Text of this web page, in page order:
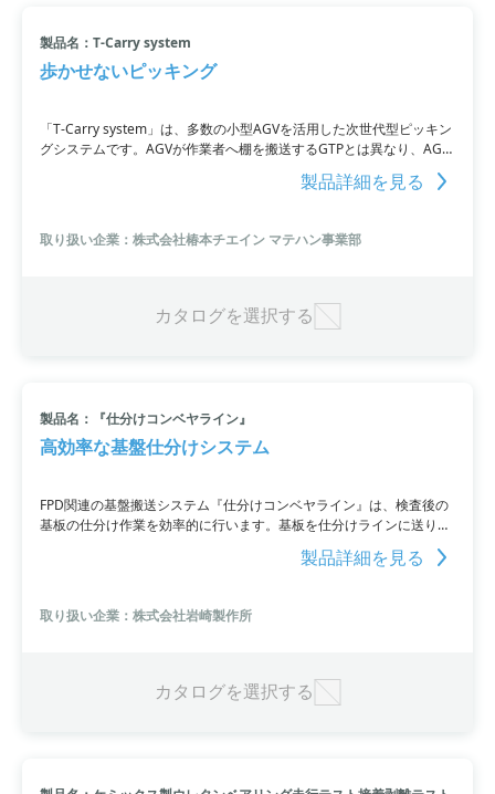
製品名：T-Carry system
歩かせないピッキング
「T-Carry system」は、多数の小型AGVを活用した次世代型ピッキン
グシステムです。AGVが作業者へ棚を搬送するGTPとは異なり、AGV
が作業者のポイントを回りピッキングを行います。そして最適なルー
トで自律走行。ピッキング完了後は商品を検品梱包エリアに搬送しま
コンベヤレスの実現が可能です。AI技術によるAGVの一元管理システ
ムや自動充電機能などを備えた、多機能なシステムです。
製品詳細を見る
取り扱い企業：株式会社椿本チエイン マテハン事業部
カタログを選択する
製品名：『仕分けコンベヤライン』
高効率な基盤仕分けシステム
FPD関連の基盤搬送システム『仕分けコンベヤライン』は、検査後の
基板の仕分け作業を効率的に行います。基板を仕分けラインに送り、
ランク別にワイヤーカセットに収納し、基板の仕分け作業を行うこと
ができます。また、基板IDの読み取りとホストコンピューターの指示
製品詳細を見る
取り扱い企業：株式会社岩崎製作所
カタログを選択する